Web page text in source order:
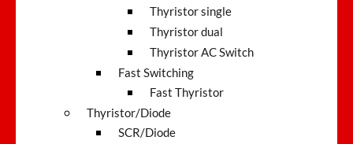
Thyristor single
Thyristor dual
Thyristor AC Switch
Fast Switching
Fast Thyristor
Thyristor/Diode
SCR/Diode